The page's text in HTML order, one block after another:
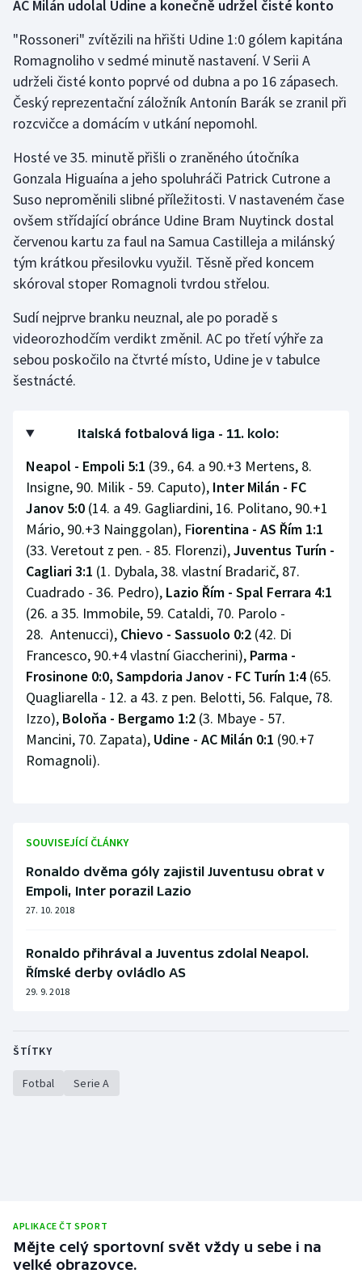
AC Milán udolal Udine a konečně udržel čisté konto
"Rossoneri" zvítězili na hřišti Udine 1:0 gólem kapitána
Romagnoliho v sedmé minutě nastavení. V Serii A
udrželi čisté konto poprvé od dubna a po 16 zápasech.
Český reprezentační záložník Antonín Barák se zranil při
rozcvičce a domácím v utkání nepomohl.
Hosté ve 35. minutě přišli o zraněného útočníka
Gonzala Higuaína a jeho spoluhráči Patrick Cutrone a
Suso neproměnili slibné příležitosti. V nastaveném čase
ovšem střídající obránce Udine Bram Nuytinck dostal
červenou kartu za faul na Samua Castilleja a milánský
tým krátkou přesilovku využil. Těsně před koncem
skóroval stoper Romagnoli tvrdou střelou.
Sudí nejprve branku neuznal, ale po poradě s
videorozhodčím verdikt změnil. AC po třetí výhře za
sebou poskočilo na čtvrté místo, Udine je v tabulce
šestnácté.
Italská fotbalová liga - 11. kolo:
Neapol - Empoli 5:1 (39., 64. a 90.+3 Mertens, 8.
Insigne, 90. Milik - 59. Caputo), Inter Milán - FC
Janov 5:0 (14. a 49. Gagliardini, 16. Politano, 90.+1
Mário, 90.+3 Nainggolan), Fiorentina - AS Řím 1:1
(33. Veretout z pen. - 85. Florenzi),Juventus Turín -
Cagliari 3:1 (1. Dybala, 38. vlastní Bradarič, 87.
Cuadrado - 36. Pedro), Lazio Řím - Spal Ferrara 4:1
(26. a 35. Immobile, 59. Cataldi, 70. Parolo -
28. Antenucci), Chievo - Sassuolo 0:2 (42. Di
Francesco, 90.+4 vlastní Giaccherini), Parma -
Frosinone 0:0, Sampdoria Janov - FC Turín 1:4 (65.
Quagliarella - 12. a 43. z pen. Belotti, 56. Falque, 78.
Izzo), Boloňa - Bergamo 1:2 (3. Mbaye - 57.
Mancini, 70. Zapata), Udine - AC Milán 0:1 (90.+7
Romagnoli).
SOUVISEJÍCÍ ČLÁNKY
Ronaldo dvěma góly zajistil Juventusu obrat v
Empoli, Inter porazil Lazio
27. 10. 2018
Ronaldo přihrával a Juventus zdolal Neapol.
Římské derby ovládlo AS
29. 9. 2018
ŠTÍTKY
Fotbal Serie A
APLIKACE ČT SPORT
Mějte celý sportovní svět vždy u sebe i na
velké obrazovce.